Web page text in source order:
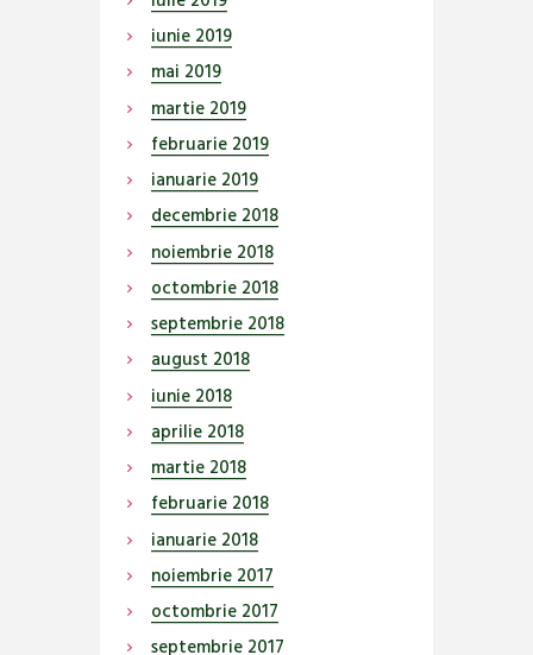
iunie 2019
mai 2019
martie 2019
februarie 2019
ianuarie 2019
decembrie 2018
noiembrie 2018
octombrie 2018
septembrie 2018
august 2018
iunie 2018
aprilie 2018
martie 2018
februarie 2018
ianuarie 2018
noiembrie 2017
octombrie 2017
septembrie 2017